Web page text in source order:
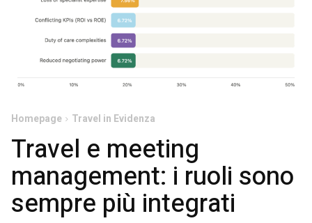
Homepage Travel in Evidenza
Travel e meeting
management: i ruoli sono
sempre più integrati